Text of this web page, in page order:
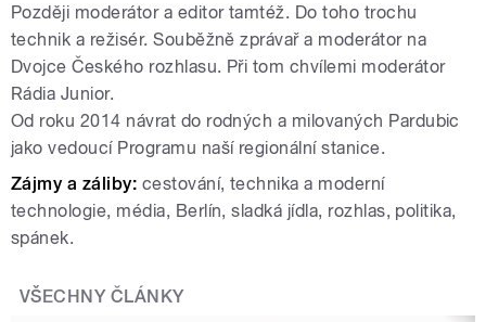
Později moderátor a editor tamtéž. Do toho trochu
technik a režisér. Souběžně zprávař a moderátor na
Dvojce Českého rozhlasu. Při tom chvílemi moderátor
Rádia Junior.
Od roku 2014 návrat do rodných a milovaných Pardubic
jako vedoucí Programu naší regionální stanice.
Zájmy a záliby: cestování, technika a moderní
technologie, média, Berlín, sladká jídla, rozhlas, politika,
spánek.
VŠECHNY ČLÁNKY